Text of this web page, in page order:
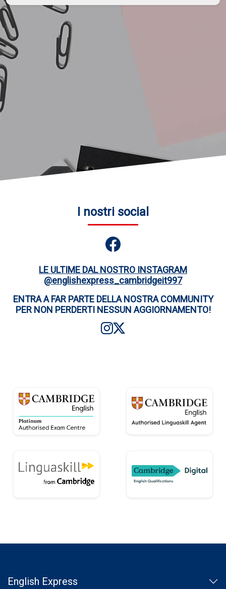
I nostri social
LE ULTIME DAL NOSTRO INSTAGRAM
@englishexpress_cambridgeit997
ENTRA A FAR PARTE DELLA NOSTRA COMMUNITY
PER NON PERDERTI NESSUN AGGIORNAMENTO!
English Express